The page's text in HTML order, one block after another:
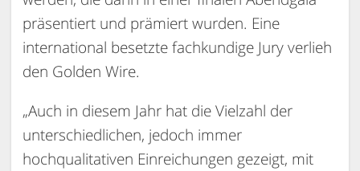
präsentiert und prämiert wurden. Eine
international besetzte fachkundige Jury verlieh
den Golden Wire.
„Auch in diesem Jahr hat die Vielzahl der
unterschiedlichen, jedoch immer
hochqualitativen Einreichungen gezeigt, mit